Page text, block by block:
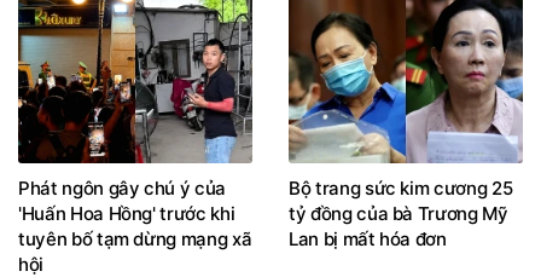
Phát ngôn gây chú ý của
'Huấn Hoa Hồng' trước khi
tuyên bố tạm dừng mạng xã
hội
Bộ trang sức kim cương 25
tỷ đồng của bà Trương Mỹ
Lan bị mất hóa đơn